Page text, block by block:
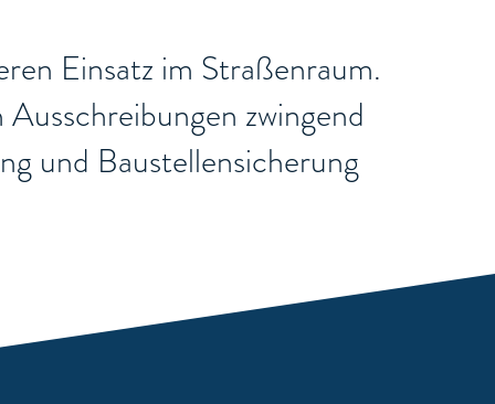
Einsatz im Straßenraum.
zwingend
und Baustellensicherung